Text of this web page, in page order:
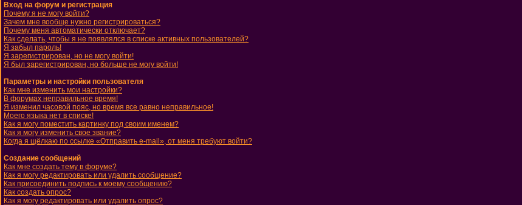
Вход на форум и регистрация
Почему я не могу войти?
Зачем мне вообще нужно регистрироваться?
Почему меня автоматически отключает?
Как сделать, чтобы я не появлялся в списке активных пользователей?
Я забыл пароль!
Я зарегистрирован, но не могу войти!
Я был зарегистрирован, но больше не могу войти!
Параметры и настройки пользователя
Как мне изменить мои настройки?
В форумах неправильное время!
Я изменил часовой пояс, но время все равно неправильное!
Моего языка нет в списке!
Как я могу поместить картинку под своим именем?
Как я могу изменить свое звание?
Когда я щёлкаю по ссылке «Отправить e-mail», от меня требуют войти?
Создание сообщений
Как мне создать тему в форуме?
Как я могу редактировать или удалить сообщение?
Как присоединить подпись к моему сообщению?
Как создать опрос?
Как я могу редактировать или удалить опрос?